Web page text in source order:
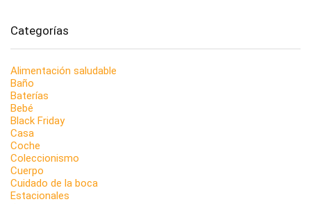
Categorías
Alimentación saludable
Baño
Baterías
Bebé
Black Friday
Casa
Coche
Coleccionismo
Cuerpo
Cuidado de la boca
Estacionales